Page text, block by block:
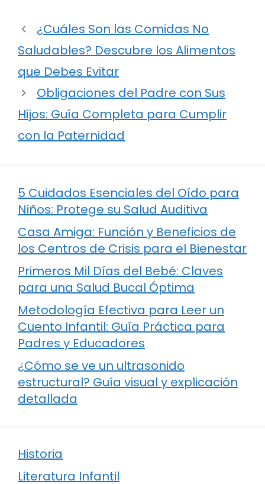
¿Cuáles Son las Comidas No
Saludables? Descubre los Alimentos
que Debes Evitar
Obligaciones del Padre con Sus
Hijos: Guía Completa para Cumplir
con la Paternidad
5 Cuidados Esenciales del Oído para
Niños: Protege su Salud Auditiva
Casa Amiga: Función y Beneficios de
los Centros de Crisis para el Bienestar
Primeros Mil Días del Bebé: Claves
para una Salud Bucal Óptima
Metodología Efectiva para Leer un
Cuento Infantil: Guía Práctica para
Padres y Educadores
¿Cómo se ve un ultrasonido
estructural? Guía visual y explicación
detallada
Historia
Literatura Infantil